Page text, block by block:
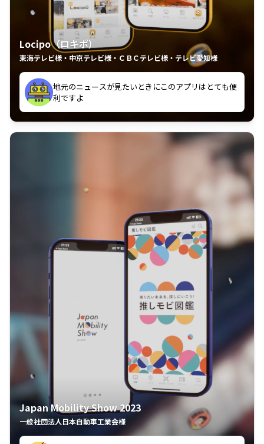
Locipo（ロキポ）
東海テレビ様・中京テレビ様・ＣＢＣテレビ様・テレビ愛知様
中京テレビのおもしろ番組が視聴可能地域外からも見
れるの嬉しいポイント
いつも利用させていただいております！
Japan Mobility Show 2023
一般社団法人日本自動車工業会様